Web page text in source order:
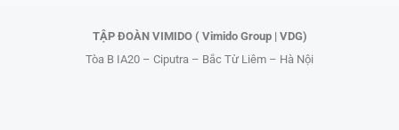
TẬP ĐOÀN VIMIDO ( Vimido Group | VDG)
Tòa B IA20 – Ciputra – Bắc Từ Liêm – Hà Nội